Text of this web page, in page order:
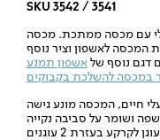
SKU 3542 / 3541
אדריכלי עם מכסה ממתכת. מכסה
המכסה לאשפון וציר נוסף
דגם נוסף של אשפון תמנע
חיים, המכסה מונע גישה